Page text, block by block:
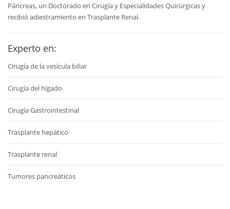
Páncreas, un Doctorado en Cirugía y Especialidades Quirúrgicas y
recibió adiestramiento en Trasplante Renal.
Experto en:
Cirugía de la vesícula biliar
Cirugía del hígado
Cirugía Gastrointestinal
Trasplante hepático
Trasplante renal
Tumores pancreáticos